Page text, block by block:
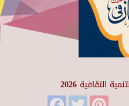
2026
FacebookTwitter